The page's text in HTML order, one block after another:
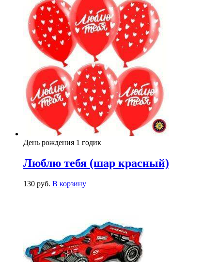
День рождения 1 годик
Люблю тебя (шар красный)
130 руб. В корзину